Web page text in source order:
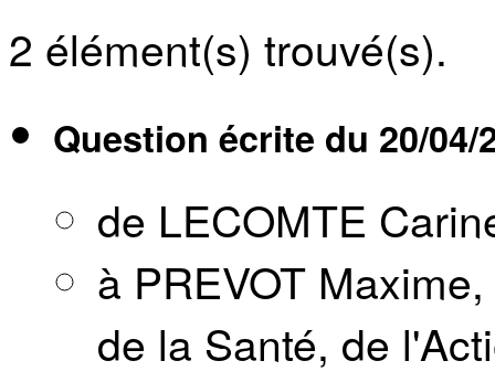
2 élément(s) trouvé(s).
Question écrite du 20/04/
de LECOMTE
à PREVOT
de la Santé, de